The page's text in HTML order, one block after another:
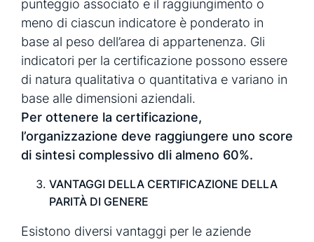
punteggio associato e il raggiungimento o
meno di ciascun indicatore è ponderato in
base al peso dell’area di appartenenza. Gli
indicatori per la certificazione possono essere
di natura qualitativa o quantitativa e variano in
base alle dimensioni aziendali.
Per ottenere la certificazione,
l’organizzazione deve raggiungere uno score
di sintesi complessivo dIi almeno 60%.
VANTAGGI DELLA CERTIFICAZIONE DELLA
PARITÀ DI GENERE
Esistono diversi vantaggi per le aziende